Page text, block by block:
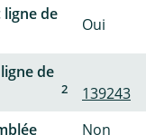
ligne de
Oui
de
2
139243
Non